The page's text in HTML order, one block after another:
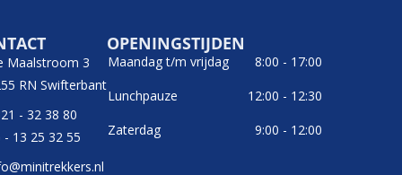
Maalstroom 3
RN Swifterbant
- 32 38 80
- 13 25 32 55
OPENINGSTIJDEN
Maandag t/m vrijdag
8:00 - 17:00
Lunchpauze
12:00 - 12:30
Zaterdag
9:00 - 12:00